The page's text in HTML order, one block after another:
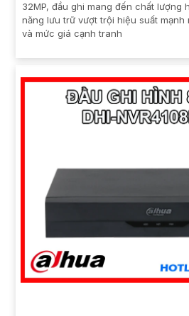
32MP, đầu ghi mang đến chất lượng
năng lưu trữ vượt trội hiệu suất mạnh
và mức giá cạnh tranh